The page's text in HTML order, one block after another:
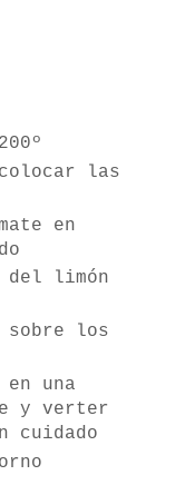
las
en
limón
sobre los
una
y verter
cuidado